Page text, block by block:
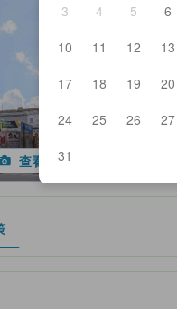
3
4 5 6
10
11 12 13
17
18 19 20
24
25 26 27
31
查看全部图片
为住宿舒适度、设施服务等